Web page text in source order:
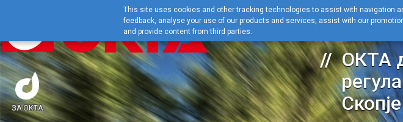
ЗА ОКТА
ОКТА
Скопје
This site uses cookies and other tracking technologies to assist with navigation
feedback, analyse your use of our products and services, assist with our
and provide content from third parties.